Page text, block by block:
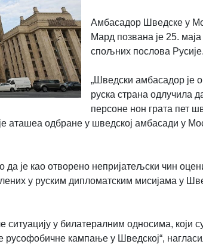
Амбасадор Шведске у
Мард позвана је 25.
спољних послова Русије.
„Шведски амбасадор је
руска страна одлучила
персоне нон грата пет
аташеа одбране у шведској амбасади у
је као отворено непријатељски чин
у руским дипломатским мисијама у
у билатералним односима, који
русофобичне кампање у Шведској“,